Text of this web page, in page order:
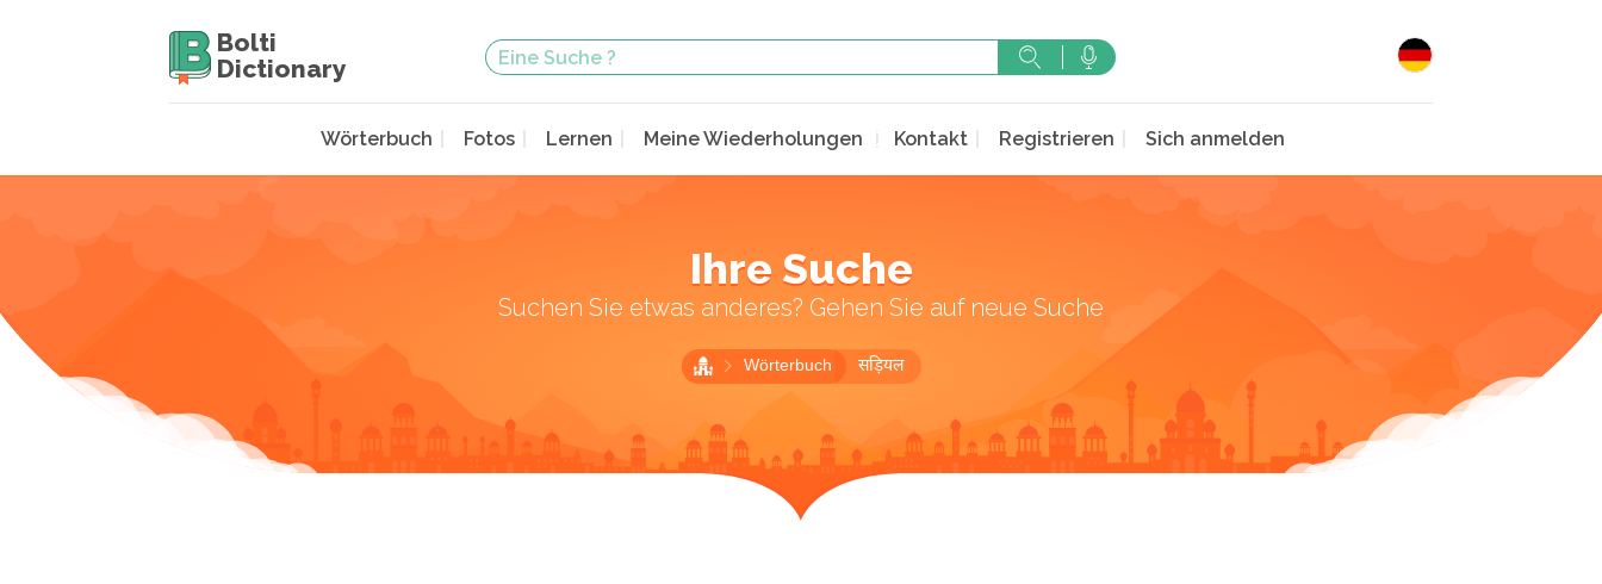
Bolti
Dictionary
Wörterbuch Fotos Lernen Meine Wiederholungen Kontakt Registrieren Sich anmelden
Ihre Suche
Suchen Sie etwas anderes? Gehen Sie auf neue Suche
Wörterbuch सड़ियल